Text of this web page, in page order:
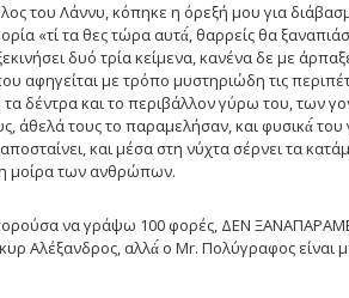
του Λάννυ, κόπηκε η όρεξή μου για
«τί τα θες τώρα αυτά́, θαρρείς θα
δυό τρία κείμενα, κανένα δε με
αφηγείται με τρόπο μυστηριώδη τις
δέντρα και το περιβάλλον γύρω του, των
άθελά τους το παραμελήσαν, και φυσικά́
και μέσα στη νύχτα σέρνει τα
μοίρα των ανθρώπων.
να γράψω 100 φορές, ΔΕΝ
Αλέξανδρος, αλλά́ ο Mr. Πολύγραφος είναι